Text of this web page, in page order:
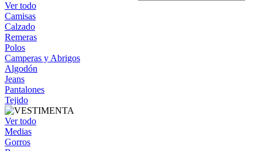
Ver todo
Camisas
Calzado
Remeras
Polos
Camperas y Abrigos
Algodón
Jeans
Pantalones
Tejido
Ver todo
Medias
Gorros